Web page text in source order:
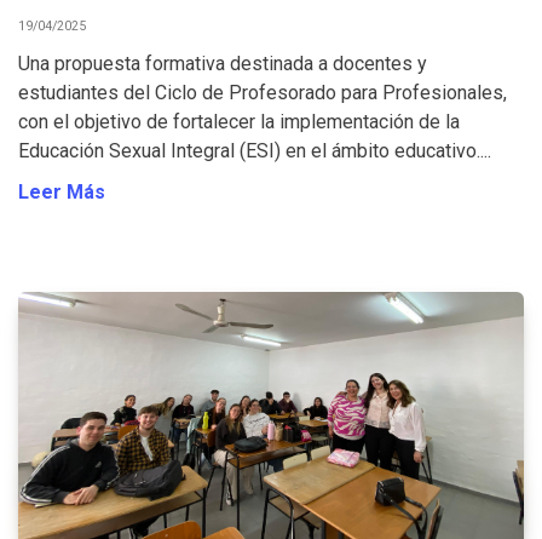
19/04/2025
Una propuesta formativa destinada a docentes y
estudiantes del Ciclo de Profesorado para Profesionales,
con el objetivo de fortalecer la implementación de la
Educación Sexual Integral (ESI) en el ámbito educativo....
Leer Más